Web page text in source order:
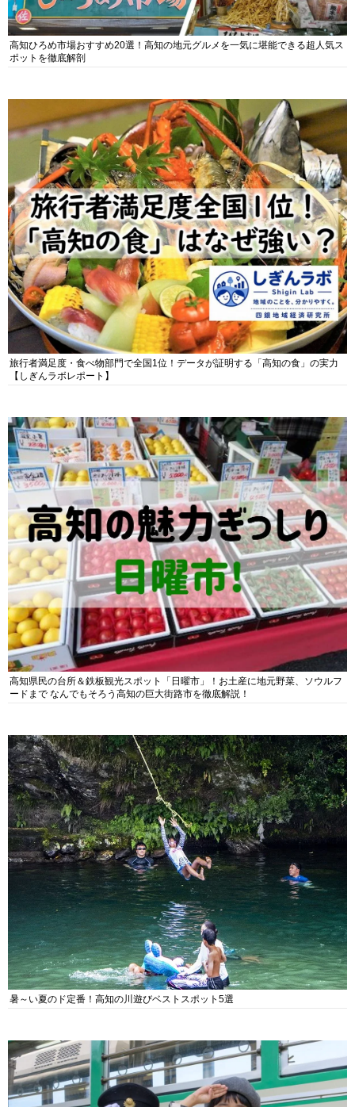
高知ひろめ市場おすすめ20選！高知の地元グルメを一気に堪能できる超人気ス
ポットを徹底解剖
旅行者満足度・食べ物部門で全国1位！データが証明する「高知の食」の実力
【しぎんラボレポート】
高知県民の台所＆鉄板観光スポット「日曜市」！お土産に地元野菜、ソウルフ
ードまで なんでもそろう高知の巨大街路市を徹底解説！
暑～い夏のド定番！高知の川遊びベストスポット5選